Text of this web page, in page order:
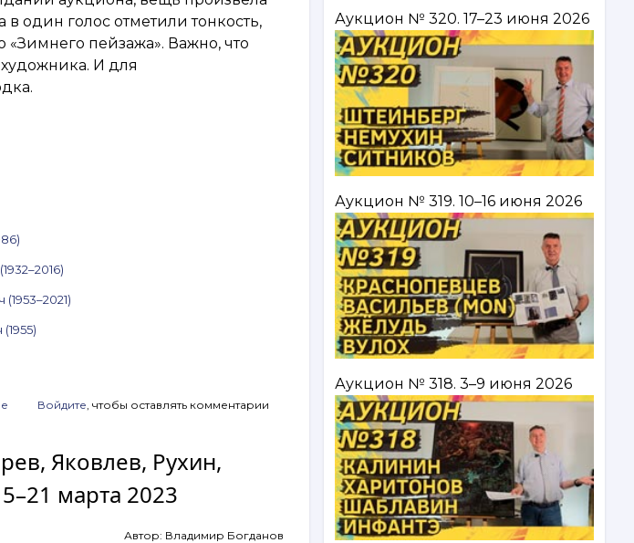
11 апреля
2023
в один голос отметили тонкость,
«Зимнего пейзажа». Важно, что
художника. И для
ArtSale.info
№ 163.
Яковлев,
Зверев,
Войдите, чтобы оставлять комментарии
Яковлев, Рухин,
марта 2023
Автор: Владимир Богданов
Аукцион № 320. 17–23 июня 2026
Аукцион № 319. 10–16 июня 2026
Аукцион № 318. 3–9 июня 2026